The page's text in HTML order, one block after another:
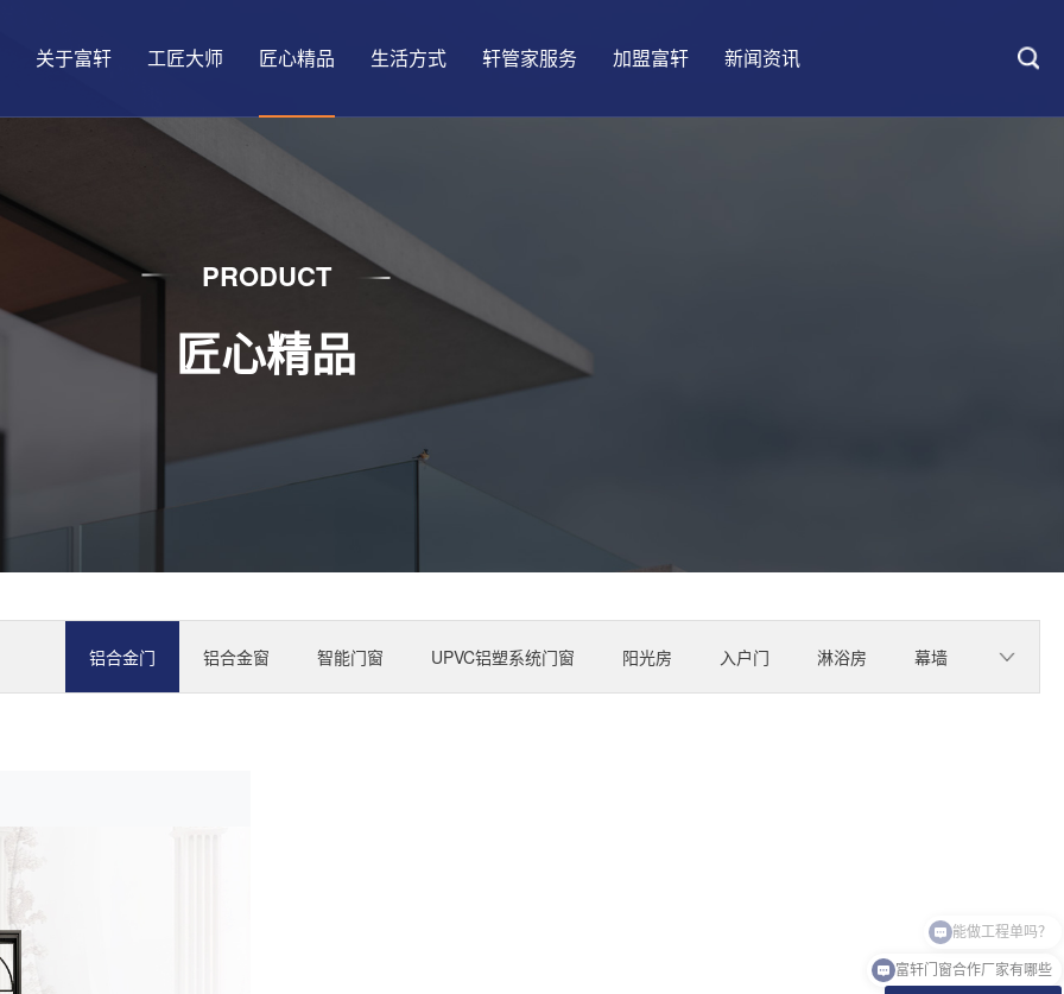
关于富轩
发展历程 品牌荣誉 大匠情怀
工匠大师
大匠国创 门窗真功夫
匠心精品
铝合金窗 智能门窗 UPVC铝塑系统门窗
生活方式
悦生活 趣生活 客户案例
轩管家服务
品质保障 查找门店 防伪查询
加盟富轩
门店形象 盈利模式 加盟优势
新闻资讯
精益动态 门店动态 设计会客厅
PRODUCT
匠心精品
铝合金门 铝合金窗 智能门窗 UPVC铝塑系统门窗 阳光房 入户门 淋浴房 幕墙
富轩门窗合作厂家有哪些